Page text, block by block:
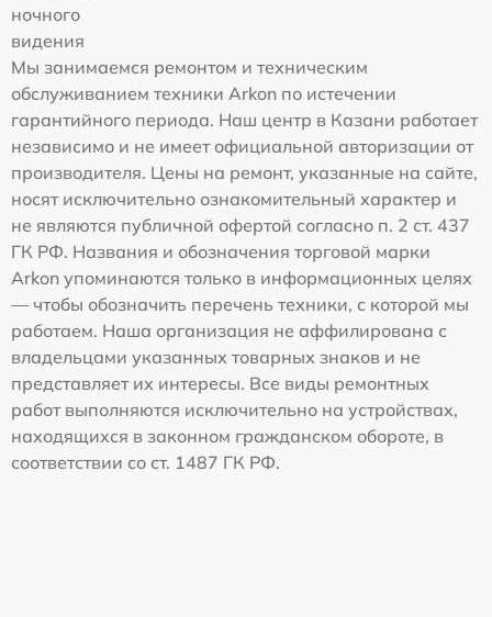
ночного
видения
Мы занимаемся ремонтом и техническим
обслуживанием техники Arkon по истечении
гарантийного периода. Наш центр в Казани работает
независимо и не имеет официальной авторизации от
производителя. Цены на ремонт, указанные на сайте,
носят исключительно ознакомительный характер и
не являются публичной офертой согласно п. 2 ст. 437
ГК РФ. Названия и обозначения торговой марки
Arkon упоминаются только в информационных целях
— чтобы обозначить перечень техники, с которой мы
работаем. Наша организация не аффилирована с
владельцами указанных товарных знаков и не
представляет их интересы. Все виды ремонтных
работ выполняются исключительно на устройствах,
находящихся в законном гражданском обороте, в
соответствии со ст. 1487 ГК РФ.